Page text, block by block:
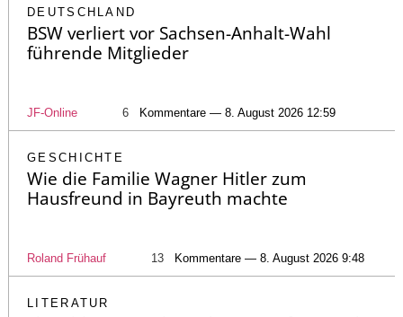
DEUTSCHLAND
BSW verliert vor Sachsen-Anhalt-Wahl
führende Mitglieder
JF-Online 6 Kommentare — 8. August 2026 12:59
GESCHICHTE
Wie die Familie Wagner Hitler zum
Hausfreund in Bayreuth machte
Roland Frühauf 13 Kommentare — 8. August 2026 9:48
LITERATUR